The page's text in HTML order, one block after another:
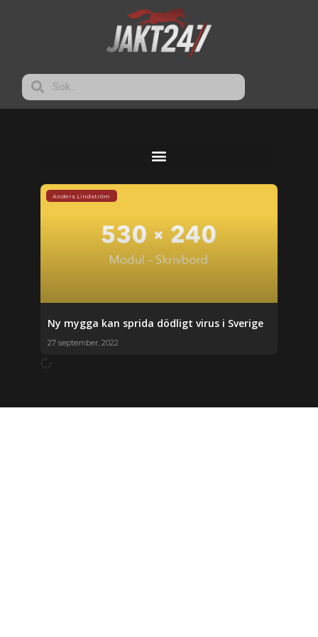
Anders Lindström
Ny mygga kan sprida dödligt virus i Sverige
27 september, 2022